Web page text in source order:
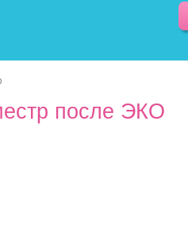
после ЭКО